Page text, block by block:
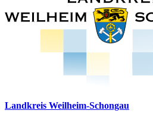
Landkreis Weilheim-Schongau